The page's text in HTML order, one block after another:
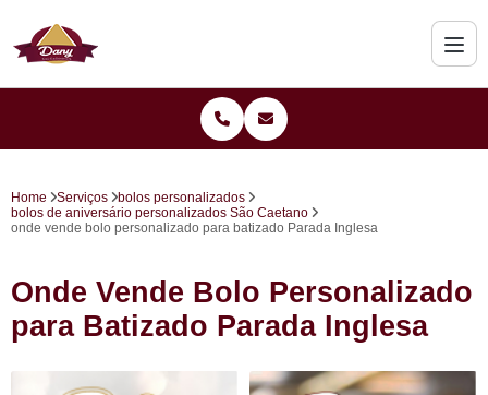
Home Serviços
bolos personalizados
bolos de aniversário personalizados São Caetano
onde vende bolo personalizado para batizado Parada Inglesa
Onde Vende Bolo Personalizado
para Batizado Parada Inglesa